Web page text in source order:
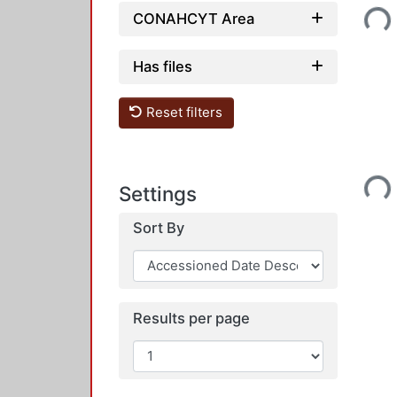
CONAHCYT Area
Has files
Reset filters
Settings
Sort By
Results per page
Loading...